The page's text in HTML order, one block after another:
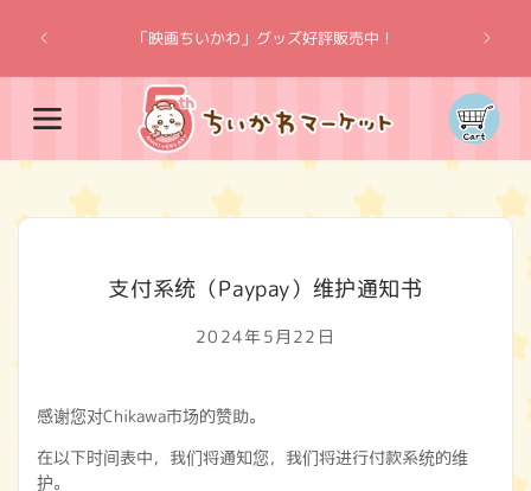
容
「映画ちいかわ」グッズ好評販売中！
购
物
车
支付系统（Paypay）维护通知书
2024年5月22日
感谢您对Chikawa市场的赞助。
在以下时间表中，我们将通知您，我们将进行付款系统的维
护。